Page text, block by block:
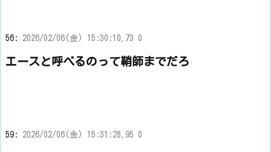
56: 2026/02/06(金) 15:30:10.73 0
エースと呼べるのって鞘師までだろ
59: 2026/02/06(金) 15:31:28.95 0